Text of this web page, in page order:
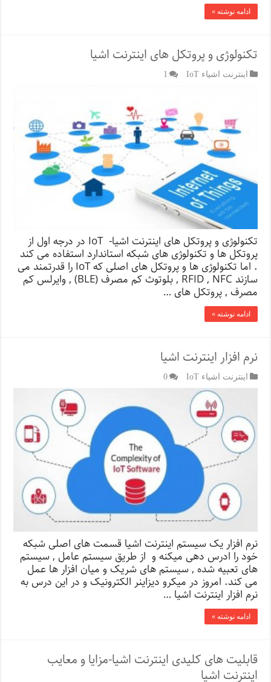
ادامه نوشته »
تکنولوژی و پروتکل های اینترنت اشیا
اینترنت اشیاء IoT 1
تکنولوژی و پروتکل های اینترنت اشیا- IoT در درجه اول از
پروتکل ها و تکنولوژی های شبکه استاندارد استفاده می کند
. اما تکنولوژی ها و پروتکل های اصلی که IoT را قدرتمند می
سازند RFID , NFC , بلوتوث کم مصرف (BLE) , وایرلس کم
مصرف , پروتکل های …
ادامه نوشته »
نرم افزار اینترنت اشیا
اینترنت اشیاء IoT 0
نرم افزار یک سیستم اینترنت اشیا قسمت های اصلی شبکه
خود را ادرس دهی میکنه و از طریق سیستم عامل , سیستم
های تعبیه شده , سیستم های شریک و میان افزار ها عمل
می کند. امروز در میکرو دیزاینر الکترونیک و در این درس به
نرم افزار اینترنت اشیا …
ادامه نوشته »
قابلیت های کلیدی اینترنت اشیا-مزایا و معایب
اینترنت اشیا